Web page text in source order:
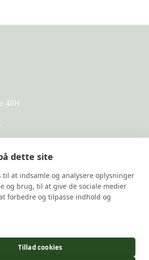
dette site
til at indsamle og analysere oplysninger
og brug, til at give de sociale medier
forbedre og tilpasse indhold og
Tillad cookies
40H
UBVA
hjemmesiden